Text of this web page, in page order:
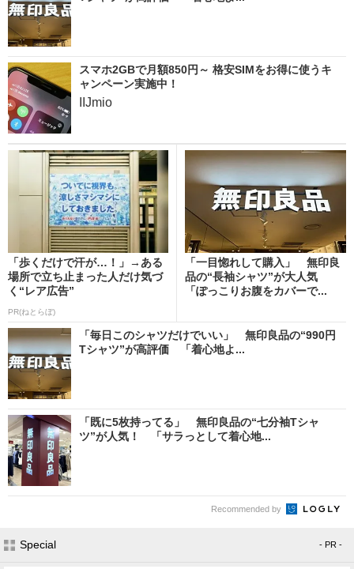
スマホ2GBで月額850円～ 格安SIMをお得に使うキ
ャンペーン実施中！
IIJmio
「歩くだけで汗が…！」→ある
場所で立ち止まった人だけ気づ
く“レア広告”
PR(ねとらぼ)
「一目惚れして購入」 無印良
品の“長袖シャツ”が大人気
「ぽっこりお腹をカバーで...
「毎日このシャツだけでいい」 無印良品の“990円
Tシャツ”が高評価 「着心地よ...
「既に5枚持ってる」 無印良品の“七分袖Tシャ
ツ”が人気！ 「サラっとして着心地...
Recommended by
Special - PR -